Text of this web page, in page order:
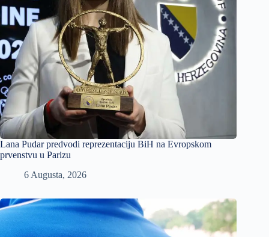
Lana Pudar predvodi reprezentaciju BiH na Evropskom
prvenstvu u Parizu
6 Augusta, 2026